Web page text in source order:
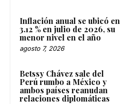
Inflación anual se ubicó en
3.12 % en julio de 2026, su
menor nivel en el año
agosto 7, 2026
Betssy Chávez sale del
Perú rumbo a México y
ambos países reanudan
relaciones diplomáticas